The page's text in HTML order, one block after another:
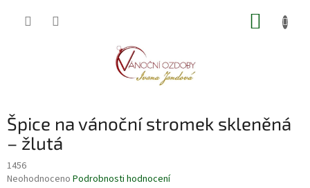
Špice na vánoční stromek skleněná
– žlutá
1456
Průměrné
Neohodnoceno Podrobnosti hodnocení